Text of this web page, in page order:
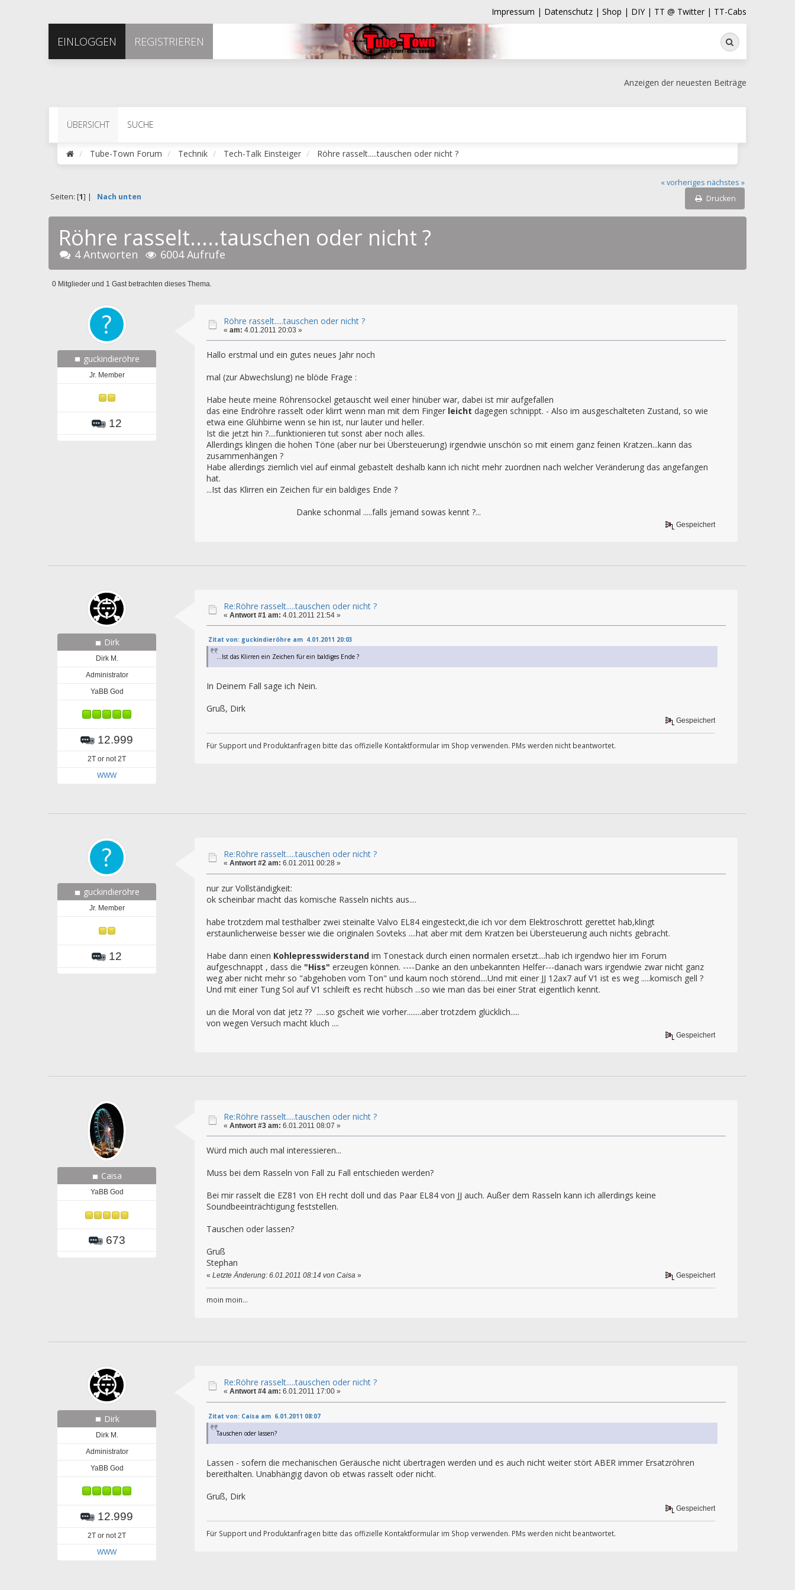
Impressum | Datenschutz | Shop | DIY | TT @ Twitter | TT-Cabs
EINLOGGEN REGISTRIEREN Suche
Anzeigen der neuesten Beiträge
ÜBERSICHT SUCHE
Tube-Town Forum Technik Tech-Talk Einsteiger Röhre rasselt.....tauschen oder nicht ?
« vorheriges nächstes »
Drucken
Seiten: [1] | Nach unten
Röhre rasselt.....tauschen oder nicht ?
4 Antworten 6004 Aufrufe
0 Mitglieder und 1 Gast betrachten dieses Thema.
guckindieröhre
Jr. Member
12
Röhre rasselt.....tauschen oder nicht ?
« am: 4.01.2011 20:03 »
Hallo erstmal und ein gutes neues Jahr noch
mal (zur Abwechslung) ne blöde Frage :
Habe heute meine Röhrensockel getauscht weil einer hinüber war, dabei ist mir aufgefallen
das eine Endröhre rasselt oder klirrt wenn man mit dem Finger leicht dagegen schnippt. - Also im ausgeschalteten Zustand, so wie
etwa eine Glühbirne wenn se hin ist, nur lauter und heller.
Ist die jetzt hin ?....funktionieren tut sonst aber noch alles.
Allerdings klingen die hohen Töne (aber nur bei Übersteuerung) irgendwie unschön so mit einem ganz feinen Kratzen...kann das
zusammenhängen ?
Habe allerdings ziemlich viel auf einmal gebastelt deshalb kann ich nicht mehr zuordnen nach welcher Veränderung das angefangen
hat.
...Ist das Klirren ein Zeichen für ein baldiges Ende ?
Danke schonmal .....falls jemand sowas kennt ?...
Gespeichert
Dirk
Dirk M.
Administrator
YaBB God
12.999
2T or not 2T
WWW
Re:Röhre rasselt.....tauschen oder nicht ?
« Antwort #1 am: 4.01.2011 21:54 »
Zitat von: guckindieröhre am 4.01.2011 20:03
...Ist das Klirren ein Zeichen für ein baldiges Ende ?
In Deinem Fall sage ich Nein.
Gruß, Dirk
Gespeichert
Für Support und Produktanfragen bitte das offizielle Kontaktformular im Shop verwenden. PMs werden nicht beantwortet.
guckindieröhre
Jr. Member
12
Re:Röhre rasselt.....tauschen oder nicht ?
« Antwort #2 am: 6.01.2011 00:28 »
nur zur Vollständigkeit:
ok scheinbar macht das komische Rasseln nichts aus....
habe trotzdem mal testhalber zwei steinalte Valvo EL84 eingesteckt,die ich vor dem Elektroschrott gerettet hab,klingt
erstaunlicherweise besser wie die originalen Sovteks ....hat aber mit dem Kratzen bei Übersteuerung auch nichts gebracht.
Habe dann einen Kohlepresswiderstandim Tonestack durch einen normalen ersetzt....hab ich irgendwo hier im Forum
aufgeschnappt , dass die "Hiss" erzeugen können. ----Danke an den unbekannten Helfer---danach wars irgendwie zwar nicht ganz
weg aber nicht mehr so "abgehoben vom Ton" und kaum noch störend....Und mit einer JJ 12ax7 auf V1 ist es weg .....komisch gell ?
Und mit einer Tung Sol auf V1 schleift es recht hübsch ...so wie man das bei einer Strat eigentlich kennt.
un die Moral von dat jetz ?? .....so gscheit wie vorher........aber trotzdem glücklich.....
von wegen Versuch macht kluch ....
Gespeichert
Caisa
YaBB God
673
Re:Röhre rasselt.....tauschen oder nicht ?
« Antwort #3 am: 6.01.2011 08:07 »
Würd mich auch mal interessieren...
Muss bei dem Rasseln von Fall zu Fall entschieden werden?
Bei mir rasselt die EZ81 von EH recht doll und das Paar EL84 von JJ auch. Außer dem Rasseln kann ich allerdings keine
Soundbeeinträchtigung feststellen.
Tauschen oder lassen?
Gruß
Stephan
« Letzte Änderung: 6.01.2011 08:14 von Caisa » Gespeichert
moin moin...
Dirk
Dirk M.
Administrator
YaBB God
12.999
2T or not 2T
WWW
Re:Röhre rasselt.....tauschen oder nicht ?
« Antwort #4 am: 6.01.2011 17:00 »
Zitat von: Caisa am 6.01.2011 08:07
Tauschen oder lassen?
Lassen - sofern die mechanischen Geräusche nicht übertragen werden und es auch nicht weiter stört ABER immer Ersatzröhren
bereithalten. Unabhängig davon ob etwas rasselt oder nicht.
Gruß, Dirk
Gespeichert
Für Support und Produktanfragen bitte das offizielle Kontaktformular im Shop verwenden. PMs werden nicht beantwortet.